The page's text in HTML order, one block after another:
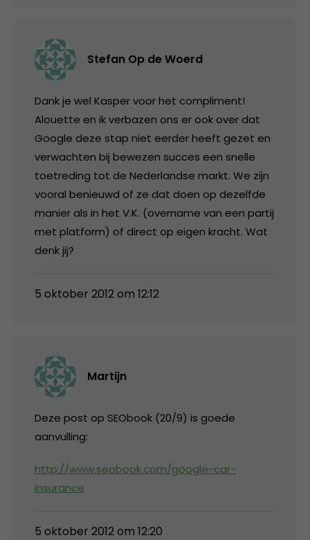
Stefan Op de Woerd
Dank je wel Kasper voor het compliment!
Alouette en ik verbazen ons er ook over dat
Google deze stap niet eerder heeft gezet en
verwachten bij bewezen succes een snelle
toetreding tot de Nederlandse markt. We zijn
vooral benieuwd of ze dat doen op dezelfde
manier als in het V.K. (overname van een partij
met platform) of direct op eigen kracht. Wat
denk jij?
5 oktober 2012 om 12:12
Martijn
Deze post op SEObook (20/9) is goede
aanvulling:
http://www.seobook.com/google-car-
insurance
5 oktober 2012 om 12:20